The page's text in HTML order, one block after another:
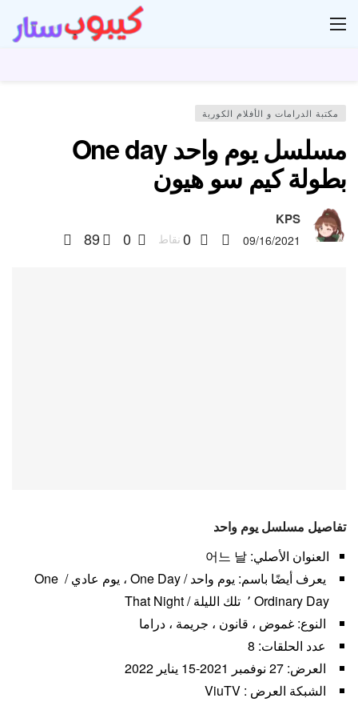
مكتبة الدرامات و الأفلام الكورية
مسلسل يوم واحد One day
بطولة كيم سو هيون
KPS
09/16/2021
0 نقاط 0
89
تفاصيل مسلسل يوم واحد
العنوان الأصلي: 어느 날
يعرف أيضًا باسم: يوم واحد / One Day ، يوم عادي / One
Ordinary Day ٬ تلك الليلة / That Night
النوع: غموض ، قانون ، جريمة ، دراما
عدد الحلقات: 8
العرض: 27 نوفمبر 2021-15 يناير 2022
الشبكة العرض : ViuTV